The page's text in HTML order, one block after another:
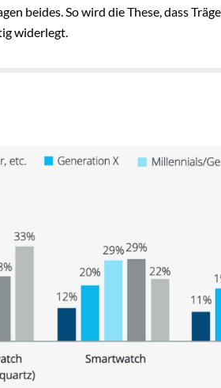
beides. So wird die These, dass
widerlegt.